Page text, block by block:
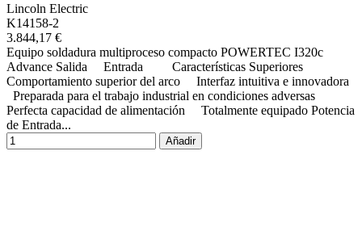
Lincoln Electric
K14158-2
3.844,17 €
Equipo soldadura multiproceso compacto POWERTEC I320c
Advance Salida Entrada Características Superiores
Comportamiento superior del arco Interfaz intuitiva e innovadora
Preparada para el trabajo industrial en condiciones adversas
Perfecta capacidad de alimentación Totalmente equipado Potencia
de Entrada...
Añadir